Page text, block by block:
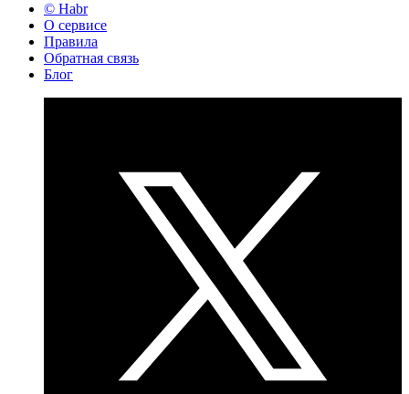
© Habr
О сервисе
Правила
Обратная связь
Блог